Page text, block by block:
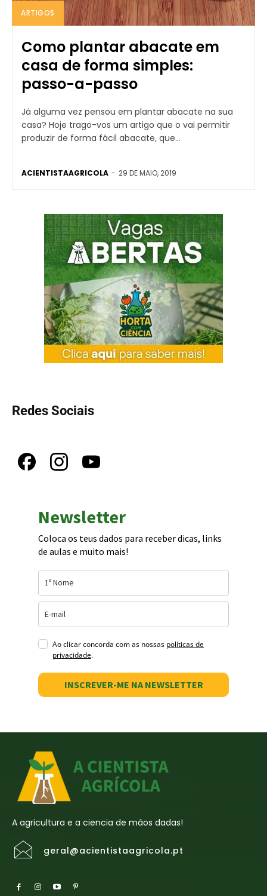
ARTIGOS
Como plantar abacate em
casa de forma simples:
passo-a-passo
Já alguma vez pensou em plantar abacate na sua
casa? Hoje trago-vos um artigo que o vai permitir
produzir de forma fácil abacate, que...
ACIENTISTAAGRICOLA - 29 DE MAIO, 2019
Redes Sociais
Newsletter
Coloca os teus dados para receber dicas, links
de aulas e muito mais!
Ao clicar concorda com as nossas políticas de
privacidade.
INSCREVER-ME NA NEWSLETTER
A agricultura e a ciencia de mãos dadas!
geral@acientistaagricola.pt